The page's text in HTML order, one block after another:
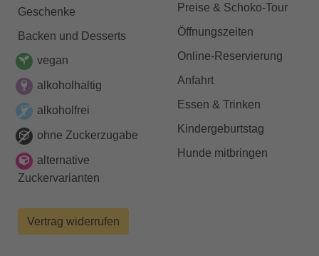
Geschenke
Backen und Desserts
vegan
alkoholhaltig
alkoholfrei
ohne Zuckerzugabe
alternative
Zuckervarianten
Vertrag widerrufen
Preise & Schoko-Tour
Öffnungszeiten
Online-Reservierung
Anfahrt
Essen & Trinken
Kindergeburtstag
Hunde mitbringen